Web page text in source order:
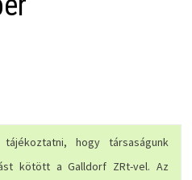
hogy társaságunk
kötött a Galldorf ZRt-vel. Az